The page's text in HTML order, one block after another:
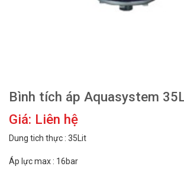
Bình tích áp Aquasystem
Giá: Liên hệ
Dung tich thực : 35Lit
Áp lực max : 16bar